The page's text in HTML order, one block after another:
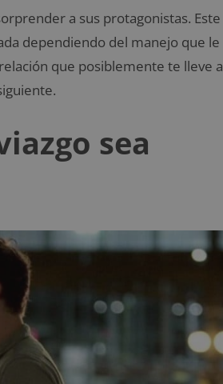
a sus protagonistas. Este
dependiendo del manejo que le
que posiblemente te lleve a
sea